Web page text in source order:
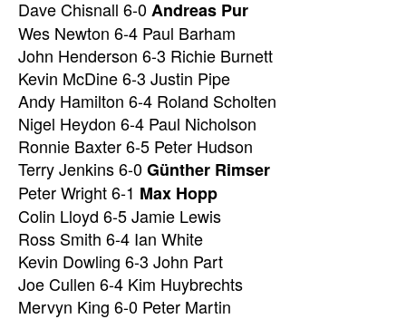
Dave Chisnall 6-0Andreas Pur
Wes Newton 6-4 Paul Barham
John Henderson 6-3 Richie Burnett
Kevin McDine 6-3 Justin Pipe
Andy Hamilton 6-4 Roland Scholten
Nigel Heydon 6-4 Paul Nicholson
Ronnie Baxter 6-5 Peter Hudson
Terry Jenkins 6-0Günther Rimser
Peter Wright 6-1 Max Hopp
Colin Lloyd 6-5 Jamie Lewis
Ross Smith 6-4 Ian White
Kevin Dowling 6-3 John Part
Joe Cullen 6-4 Kim Huybrechts
Mervyn King 6-0 Peter Martin